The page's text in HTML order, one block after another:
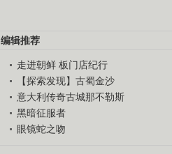
编辑推荐
走进朝鲜 板门店纪行
【探索发现】古蜀金沙
意大利传奇古城那不勒斯
黑暗征服者
眼镜蛇之吻